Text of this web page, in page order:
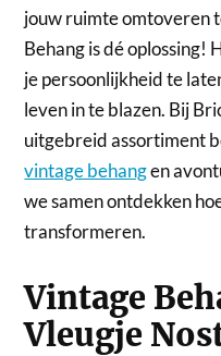
jouw ruimte omtoveren
Behang is dé oplossing!
je persoonlijkheid te
leven in te blazen. Bij
uitgebreid assortiment
vintage behangen
we samen ontdekken
transformeren.
Vintage
Vleugje